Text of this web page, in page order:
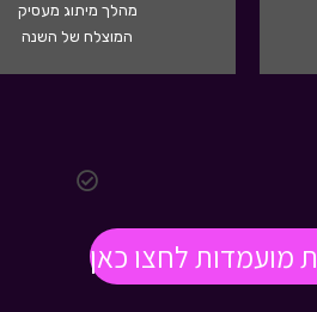
מהלך מיתוג מעסיק
המוצלח של השנה
מועמדות לחצו כאן